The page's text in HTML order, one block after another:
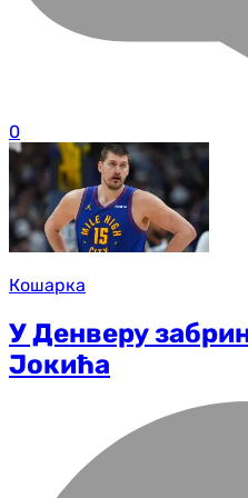
0
Кошарка
У Денверу
Јокића